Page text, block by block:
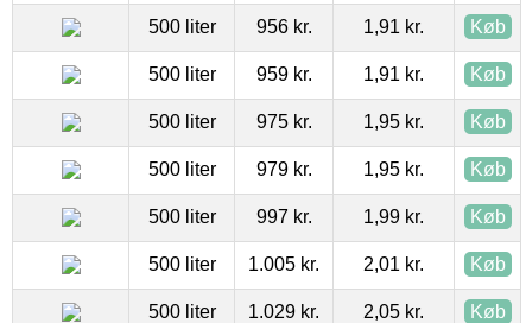
500 liter 956 kr. 1,91 kr. Køb
500 liter 959 kr. 1,91 kr. Køb
500 liter 975 kr. 1,95 kr. Køb
500 liter 979 kr. 1,95 kr. Køb
500 liter 997 kr. 1,99 kr. Køb
500 liter 1.005 kr. 2,01 kr. Køb
500 liter 1.029 kr. 2,05 kr. Køb